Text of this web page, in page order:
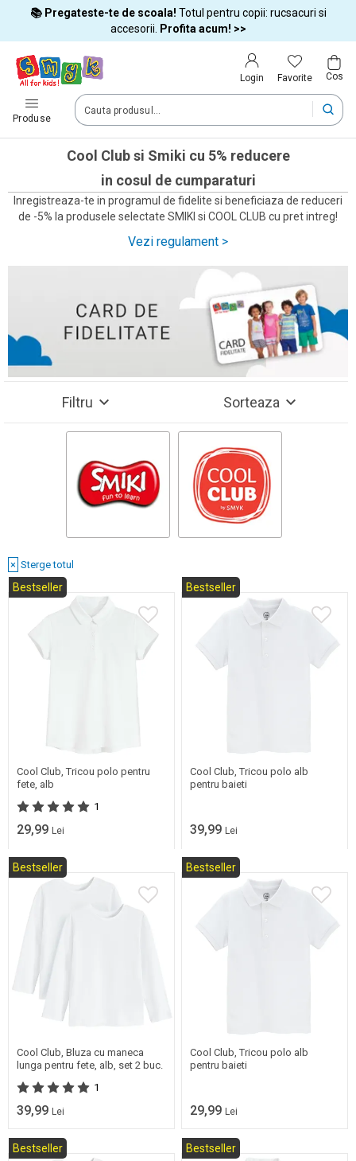
📚 Pregateste-te de scoala! Totul pentru copii: rucsacuri si
accesorii.
Profita acum! >>
Login Favorite Cos
Produse
Tara si limba
Alege tara si treci la cumparaturi
România (Romania)
Livram comenzile tale in tara selectata.
Limba
Dupa schimbarea tarii, unele produse pot fi eliminate din cos
Cool Club si Smiki cu 5% reducere
in cosul de cumparaturi
Inregistreaza-te in programul de fidelite si beneficiaza de reduceri
de -5% la produsele selectate SMIKI si COOL CLUB cu pret intreg!
Vezi regulament >
Filtru
Vezi rezultate (777)
× Sterge totul
Sorteaza
Bestseller
Cool Club, Tricou polo pentru
fete, alb
1
29,99 Lei
Bestseller
Cool Club, Tricou polo alb
pentru baieti
39,99 Lei
Bestseller
Mai multe marimi
Cool Club, Bluza cu maneca
lunga pentru fete, alb, set 2 buc.
1
39,99 Lei
Bestseller
Cool Club, Tricou polo alb
pentru baieti
29,99 Lei
Bestseller Bestseller